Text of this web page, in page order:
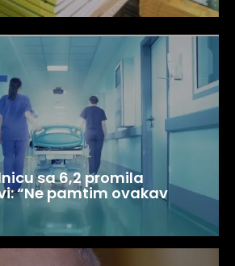
sa 6,2 promila
“Ne pamtim ovakav